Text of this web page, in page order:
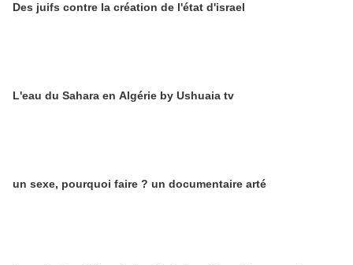
Des juifs contre la création de l'état d'israel
L'eau du Sahara en Algérie by Ushuaia tv
un sexe, pourquoi faire ? un documentaire arté